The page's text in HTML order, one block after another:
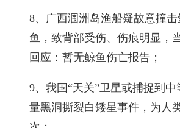
8、广西涠洲岛渔船疑故意撞击
鱼，致背部受伤、伤痕明显，
回应：暂无鲸鱼伤亡报告；
9、我国“天关”卫星或捕捉到中
量黑洞撕裂白矮星事件，为人